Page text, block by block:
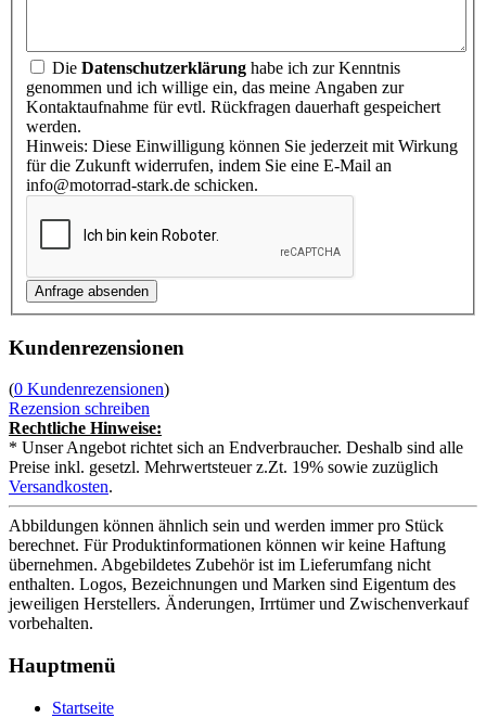
Die Datenschutzerklärung habe ich zur Kenntnis
genommen und ich willige ein, das meine Angaben zur
Kontaktaufnahme für evtl. Rückfragen dauerhaft gespeichert
werden.
Hinweis: Diese Einwilligung können Sie jederzeit mit Wirkung
für die Zukunft widerrufen, indem Sie eine E-Mail an
info@motorrad-stark.de schicken.
Kundenrezensionen
(0 Kundenrezensionen)
Rezension schreiben
Rechtliche Hinweise:
* Unser Angebot richtet sich an Endverbraucher. Deshalb sind alle
Preise inkl. gesetzl. Mehrwertsteuer z.Zt. 19% sowie zuzüglich
Versandkosten.
Abbildungen können ähnlich sein und werden immer pro Stück
berechnet. Für Produktinformationen können wir keine Haftung
übernehmen. Abgebildetes Zubehör ist im Lieferumfang nicht
enthalten. Logos, Bezeichnungen und Marken sind Eigentum des
jeweiligen Herstellers. Änderungen, Irrtümer und Zwischenverkauf
vorbehalten.
Hauptmenü
Startseite